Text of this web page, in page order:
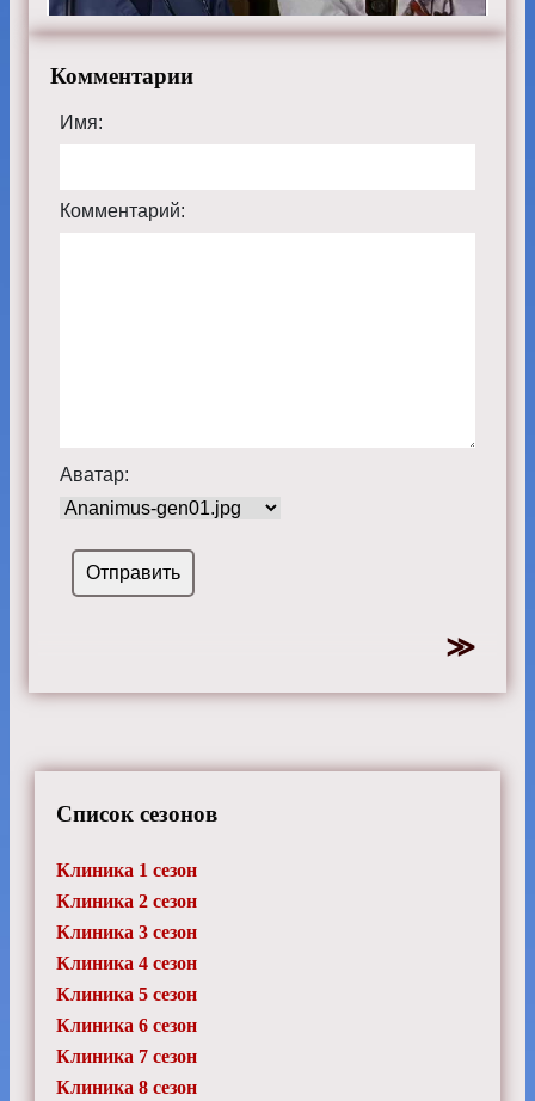
Комментарии
Имя:
Комментарий:
Аватар:
Список сезонов
Клиника 1 сезон
Клиника 2 сезон
Клиника 3 сезон
Клиника 4 сезон
Клиника 5 сезон
Клиника 6 сезон
Клиника 7 сезон
Клиника 8 сезон